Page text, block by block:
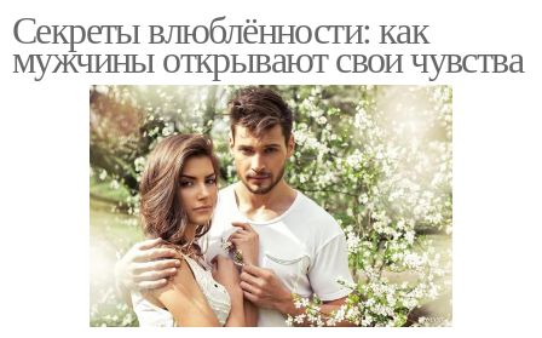
Секреты влюблённости: как
мужчины открывают свои чувства